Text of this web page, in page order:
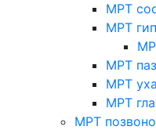
МРТ
МРТ
МРТ
МРТ уха
МРТ
МРТ